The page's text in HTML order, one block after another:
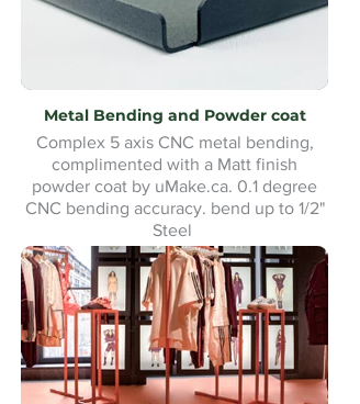
Metal Bending and Powder coat
Complex 5 axis CNC metal bending,
complimented with a Matt finish
powder coat by uMake.ca. 0.1 degree
CNC bending accuracy. bend up to 1/2"
Steel